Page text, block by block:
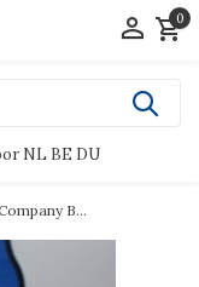
0
NL BE DU
B...